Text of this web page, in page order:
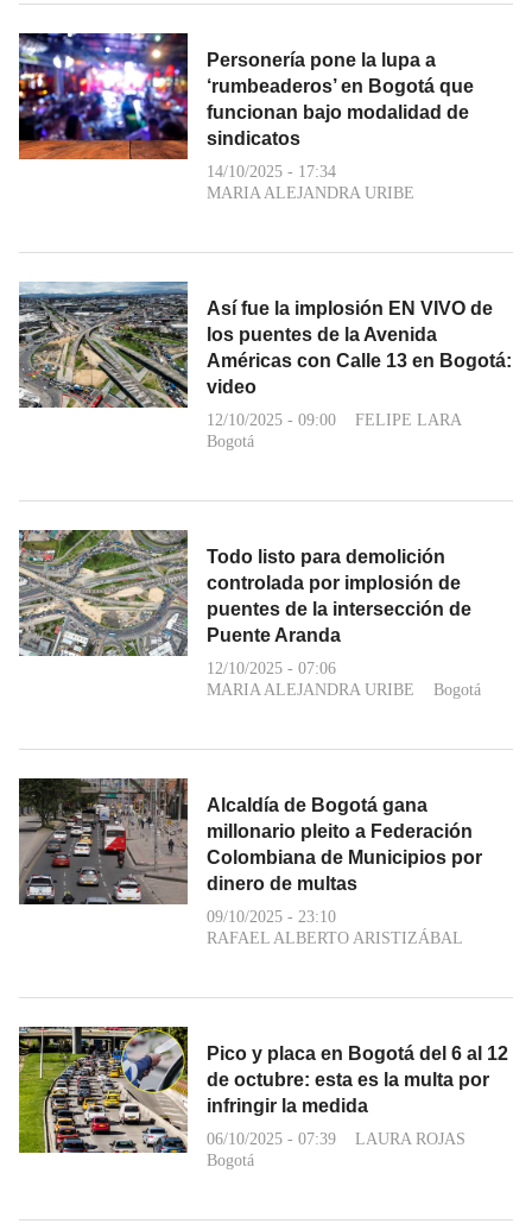
Personería pone la lupa a
‘rumbeaderos’ en Bogotá que
funcionan bajo modalidad de
sindicatos
14/10/2025 - 17:34
MARIA ALEJANDRA URIBE
Así fue la implosión EN VIVO de
los puentes de la Avenida
Américas con Calle 13 en Bogotá:
video
12/10/2025 - 09:00
FELIPE LARA
Bogotá
Todo listo para demolición
controlada por implosión de
puentes de la intersección de
Puente Aranda
12/10/2025 - 07:06
MARIA ALEJANDRA URIBE
Bogotá
Alcaldía de Bogotá gana
millonario pleito a Federación
Colombiana de Municipios por
dinero de multas
09/10/2025 - 23:10
RAFAEL ALBERTO ARISTIZÁBAL
Pico y placa en Bogotá del 6 al 12
de octubre: esta es la multa por
infringir la medida
06/10/2025 - 07:39
LAURA ROJAS
Bogotá